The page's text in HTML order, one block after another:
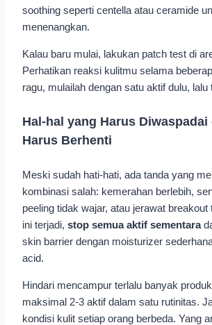
soothing seperti centella atau ceramide
menenangkan.
Kalau baru mulai, lakukan patch test di
Perhatikan reaksi kulitmu selama
ragu, mulailah dengan satu aktif dulu, lalu
Hal-hal yang Harus Diwaspadai
Harus Berhenti
Meski sudah hati-hati, ada tanda yang
kombinasi salah: kemerahan berlebih,
peeling tidak wajar, atau jerawat breakout
ini terjadi, stop semua aktif sementara
skin barrier dengan moisturizer
acid.
Hindari mencampur terlalu banyak
maksimal 2-3 aktif dalam satu rutinitas.
kondisi kulit setiap orang berbeda. Yang